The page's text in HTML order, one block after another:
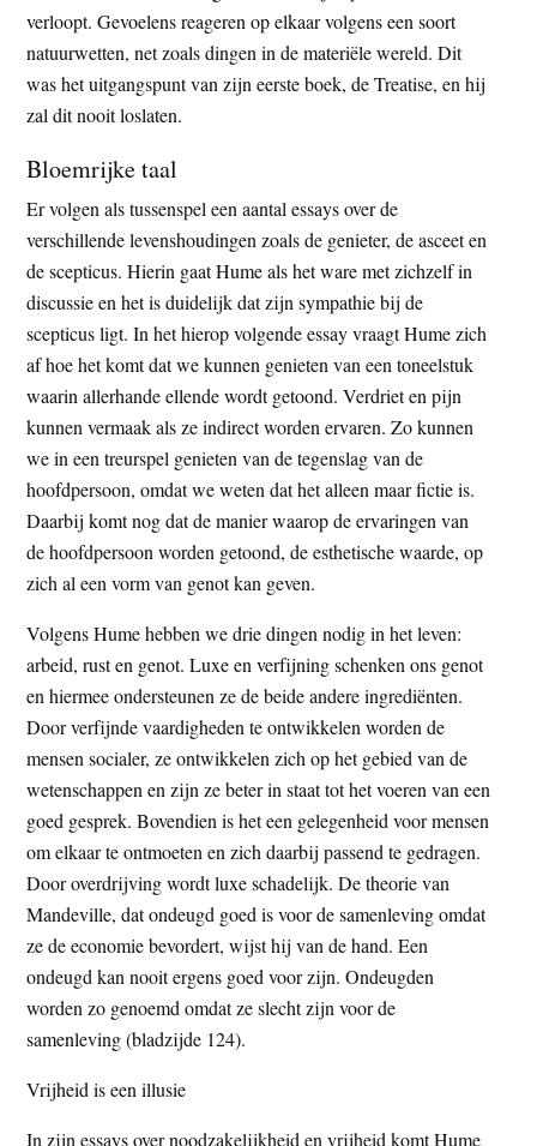
verloopt. Gevoelens reageren op elkaar volgens een soort
natuurwetten, net zoals dingen in de materiële wereld. Dit
was het uitgangspunt van zijn eerste boek, de Treatise, en hij
zal dit nooit loslaten.
Bloemrijke taal
Er volgen als tussenspel een aantal essays over de
verschillende levenshoudingen zoals de genieter, de asceet en
de scepticus. Hierin gaat Hume als het ware met zichzelf in
discussie en het is duidelijk dat zijn sympathie bij de
scepticus ligt. In het hierop volgende essay vraagt Hume zich
af hoe het komt dat we kunnen genieten van een toneelstuk
waarin allerhande ellende wordt getoond. Verdriet en pijn
kunnen vermaak als ze indirect worden ervaren. Zo kunnen
we in een treurspel genieten van de tegenslag van de
hoofdpersoon, omdat we weten dat het alleen maar fictie is.
Daarbij komt nog dat de manier waarop de ervaringen van
de hoofdpersoon worden getoond, de esthetische waarde, op
zich al een vorm van genot kan geven.
Volgens Hume hebben we drie dingen nodig in het leven:
arbeid, rust en genot. Luxe en verfijning schenken ons genot
en hiermee ondersteunen ze de beide andere ingrediënten.
Door verfijnde vaardigheden te ontwikkelen worden de
mensen socialer, ze ontwikkelen zich op het gebied van de
wetenschappen en zijn ze beter in staat tot het voeren van een
goed gesprek. Bovendien is het een gelegenheid voor mensen
om elkaar te ontmoeten en zich daarbij passend te gedragen.
Door overdrijving wordt luxe schadelijk. De theorie van
Mandeville, dat ondeugd goed is voor de samenleving omdat
ze de economie bevordert, wijst hij van de hand. Een
ondeugd kan nooit ergens goed voor zijn. Ondeugden
worden zo genoemd omdat ze slecht zijn voor de
samenleving (bladzijde 124).
Vrijheid is een illusie
In zijn essays over noodzakelijkheid en vrijheid komt Hume